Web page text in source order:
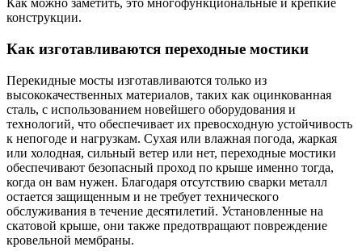
Как можно заметить, это многофункциональные и крепкие
конструкции.
Как изготавливаются переходные мостики
Перекидные мосты изготавливаются только из
высококачественных материалов, таких как оцинкованная
сталь, с использованием новейшего оборудования и
технологий, что обеспечивает их превосходную устойчивость
к непогоде и нагрузкам. Сухая или влажная погода, жаркая
или холодная, сильный ветер или нет, переходные мостики
обеспечивают безопасный проход по крыше именно тогда,
когда он вам нужен. Благодаря отсутствию сварки металл
остается защищенным и не требует технического
обслуживания в течение десятилетий. Установленные на
скатовой крыше, они также предотвращают повреждение
кровельной мембраны.